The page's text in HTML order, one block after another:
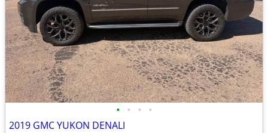
• • • •
2019 GMC YUKON DENALI